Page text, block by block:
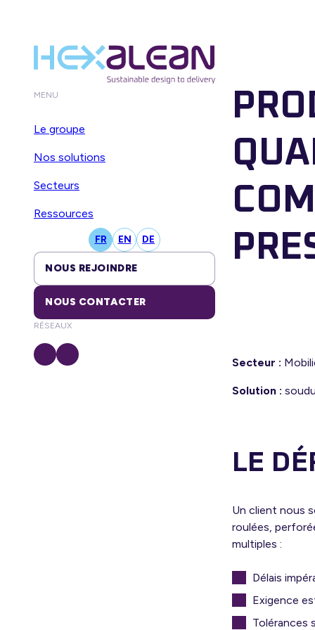
MENU
Le groupe
Nos solutions
Secteurs
Ressources
FR EN DE
NOUS REJOINDRE
NOUS CONTACTER
RÉSEAUX
Secteur :
Solution :
LE
Un client nous
roulées,
multiples :
Délais
Exigence
Tolérances